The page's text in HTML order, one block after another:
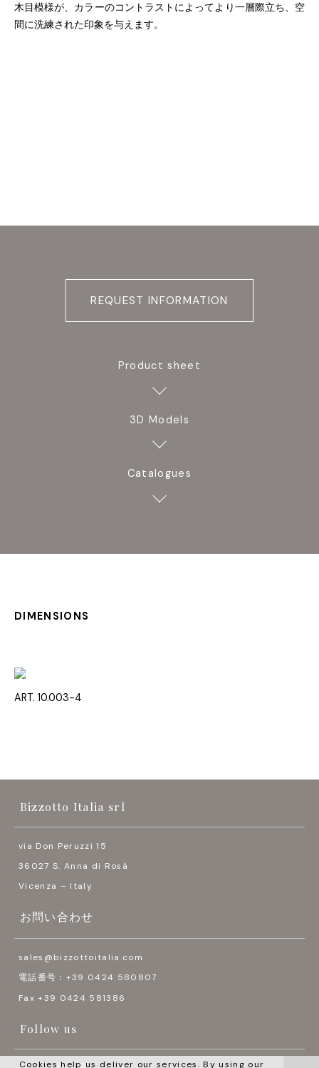
木目模様が、カラーのコントラストによってより一層際立ち、空
間に洗練された印象を与えます。
REQUEST INFORMATION
Product sheet
3D Models
Catalogues
DIMENSIONS
ART. 10.003-4
Bizzotto Italia srl
via Don Peruzzi 15
36027 S. Anna di Rosà
Vicenza – Italy
お問い合わせ
sales@bizzottoitalia.com
電話番号：+39 0424 580807
Fax +39 0424 581386
Follow us
   
Cookies help us deliver our services. By using our